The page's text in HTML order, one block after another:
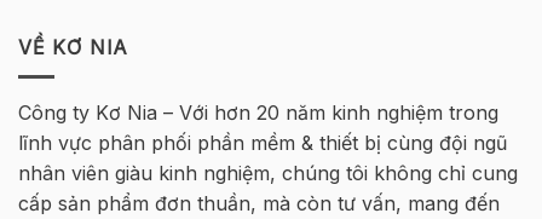
Bê
Cốt
thép
2026
–
MT
HØJGAARD
VIETNAM
VỀ KƠ NIA
Công ty Kơ Nia – Với hơn 20 năm kinh nghiệm trong
lĩnh vực phân phối phần mềm & thiết bị cùng đội ngũ
nhân viên giàu kinh nghiệm, chúng tôi không chỉ cung
cấp sản phẩm đơn thuần, mà còn tư vấn, mang đến